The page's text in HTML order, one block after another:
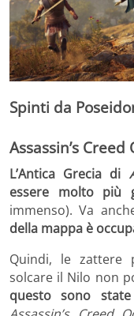
Spinti da
Assassin’s
L’Antica Grecia di
essere molto più
immenso). Va
della mappa è
Quindi, le zattere
solcare il Nilo non
questo sono